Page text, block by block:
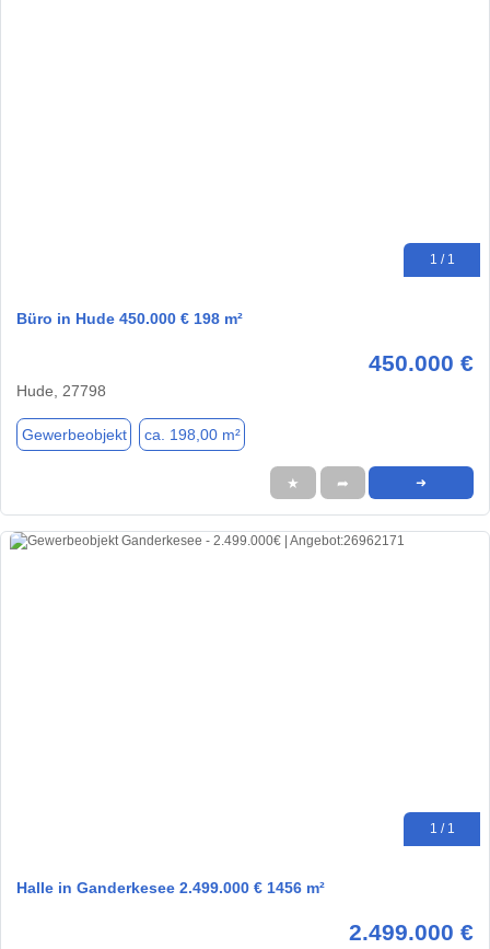
1 / 1
Büro in Hude 450.000 € 198 m²
450.000 €
Hude, 27798
Gewerbeobjekt ca. 198,00 m²
★ ➦ ➜
1 / 1
Halle in Ganderkesee 2.499.000 € 1456 m²
2.499.000 €